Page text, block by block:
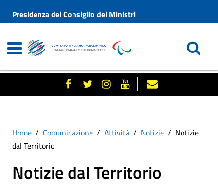
Presidenza del Consiglio dei Ministri
Home Comunicazione Attività Notizie
Notizie
dal Territorio
Notizie dal Territorio